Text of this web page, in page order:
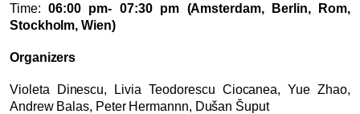
Time:06:00 pm- 07:30 pm (Amsterdam, Berlin, Rom,
Stockholm, Wien)
Organizers
Violeta Dinescu, Livia Teodorescu Ciocanea, Yue Zhao,
Andrew Balas, Peter Hermannn, Dušan Šuput